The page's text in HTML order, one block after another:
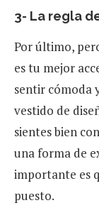
3- La regla
Por último,
es tu mejor
sentir cómoda
vestido de
sientes bien
una forma de
importante es
puesto.